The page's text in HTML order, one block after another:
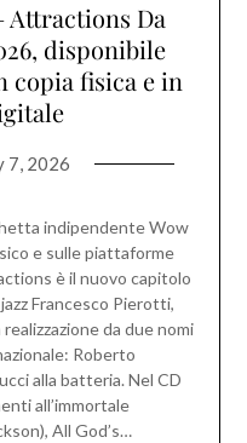
Attractions Da
disponibile
copia fisica e in
7, 2026
indipendente Wow
e sulle piattaforme
è il nuovo capitolo
Francesco Pierotti,
da due nomi
Roberto
alla batteria. Nel CD
all’immortale
All God’s…